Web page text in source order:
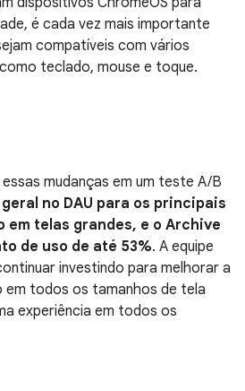
é cada vez mais importante
compatíveis com vários
teclado, mouse e toque.
mudanças em um teste A/B
no DAU para os principais
em telas grandes, e o Archive
de uso de até 53%. A equipe
investindo para melhorar a
em todos os tamanhos de tela
experiência em todos os